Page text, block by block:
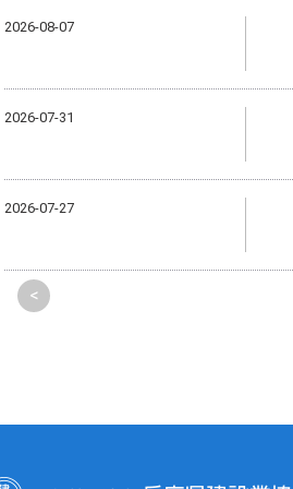
2026-08-07
2026-07-31
2026-07-27
<